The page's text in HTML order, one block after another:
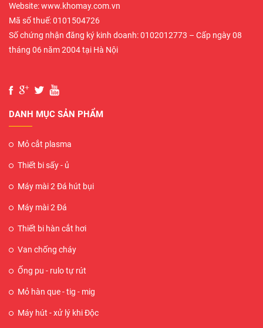
Website: www.khomay.com.vn
Mã số thuế: 0101504726
Số chứng nhận đăng ký kinh doanh: 0102012773 – Cấp ngày 08
tháng 06 năm 2004 tại Hà Nội
DANH MỤC SẢN PHẨM
Mỏ cắt plasma
Thiết bi sấy - ủ
Máy mài 2 Đá hút bụi
Máy mài 2 Đá
Thiết bi hàn cắt hơi
Van chống cháy
Ống pu - rulo tự rút
Mỏ hàn que - tig - mig
Máy hút - xử lý khi Độc